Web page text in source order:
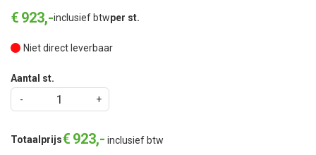
€ 923,-inclusief btwper st.
Niet direct leverbaar
Aantal st.
Totaalprijs€ 923,- inclusief btw